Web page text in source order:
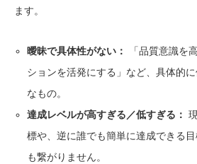
ます。
曖昧で具体性がない：
「品質意識を
ションを活発にする」など、具体的
なもの。
達成レベルが高すぎる／低すぎる：
標や、逆に誰でも簡単に達成できる
も繋がりません。